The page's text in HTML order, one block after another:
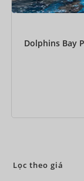
Dolphins Bay
Lọc theo giá